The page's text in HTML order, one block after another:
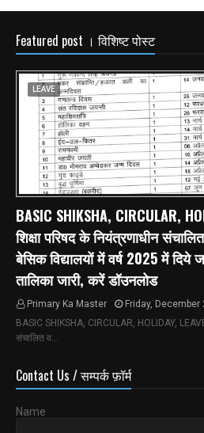
Featured post । विशिष्ट पोस्ट
LEAVE
BASIC SHIKSHA, CIRCULAR,
शिक्षा परिषद के नियंत्रणाधीन संचालित
बेसिक विद्यालयों में वर्ष 2025 में दिये
तालिका जारी, करें डॉउनलोड
Primary Ka Master
Friday, December
BASIC SHIKSHA, CIRCULAR, HOLIDAY,
संचालित व…
Contact Us / सम्पर्क फ़ॉर्म
Name